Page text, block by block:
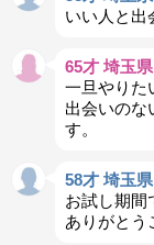
いい人と出
65才 埼玉県
一旦やりた
出会いのな
す。
58才 埼玉県
お試し期間
ありがとう